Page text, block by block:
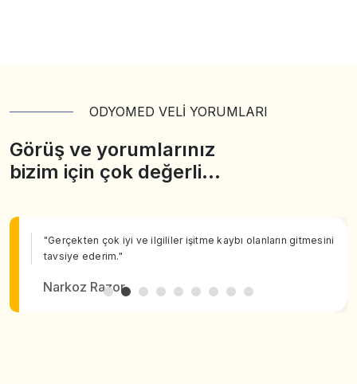
ODYOMED VELİ YORUMLARI
Görüş ve yorumlarınız
bizim için çok değerli…
"Gerçekten çok iyi ve ilgililer işitme kaybı olanların gitmesini
tavsiye ederim."
Narkoz Razor